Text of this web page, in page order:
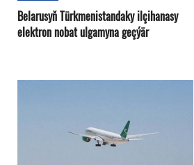
Belarusyň Türkmenistandaky ilçihanasy
elektron nobat ulgamyna geçýär